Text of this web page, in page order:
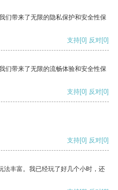
们带来了无限的隐私保护和安全性保
支持[0] 反对[0]
们带来了无限的流畅体验和安全性保
支持[0] 反对[0]
支持[0] 反对[0]
法丰富。我已经玩了好几个小时，还